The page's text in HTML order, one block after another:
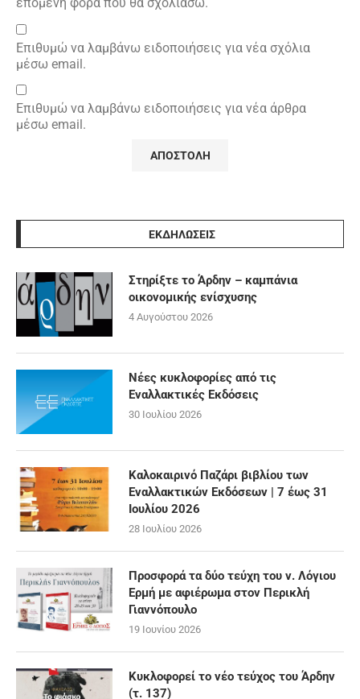
επόμενη φορά που θα σχολιάσω.
Επιθυμώ να λαμβάνω ειδοποιήσεις για νέα σχόλια
μέσω email.
Επιθυμώ να λαμβάνω ειδοποιήσεις για νέα άρθρα
μέσω email.
ΕΚΔΗΛΩΣΕΙΣ
Στηρίξτε το Άρδην – καμπάνια
οικονομικής ενίσχυσης
4 Αυγούστου 2026
Νέες κυκλοφορίες από τις
Εναλλακτικές Εκδόσεις
30 Ιουλίου 2026
Καλοκαιρινό Παζάρι βιβλίου των
Εναλλακτικών Εκδόσεων | 7 έως 31
Ιουλίου 2026
28 Ιουλίου 2026
Προσφορά τα δύο τεύχη του ν. Λόγιου
Ερμή με αφιέρωμα στον Περικλή
Γιαννόπουλο
19 Ιουνίου 2026
Κυκλοφορεί το νέο τεύχος του Άρδην
(τ. 137)